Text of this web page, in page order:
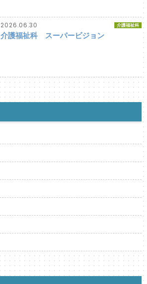
2026.06.30 介護福祉科
介護福祉科 スーパービジョン